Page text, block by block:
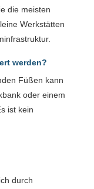
die meisten
Werkstätten
werden?
Füßen kann
oder einem
ist kein
durch